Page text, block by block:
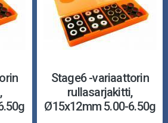
Stage6 -variaattorin
rullasarjakitti,
Ø15x12mm 5.00-6.50g